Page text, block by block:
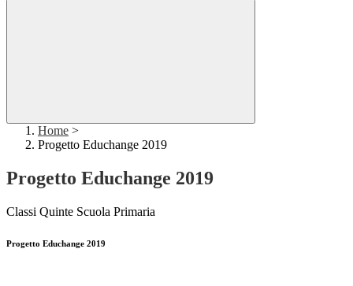
Home >
Progetto Educhange 2019
Progetto Educhange 2019
Classi Quinte Scuola Primaria
Progetto Educhange 2019